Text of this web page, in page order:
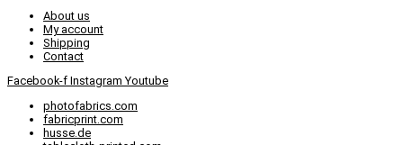
About us
My account
Shipping
Contact
Facebook-f Instagram Youtube
photofabrics.com
fabricprint.com
husse.de